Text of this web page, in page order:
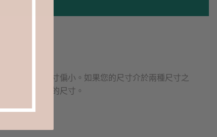
我們的運動鞋尺寸偏小。如果您的尺寸介於兩種尺寸之
間，請選擇較大的尺寸。